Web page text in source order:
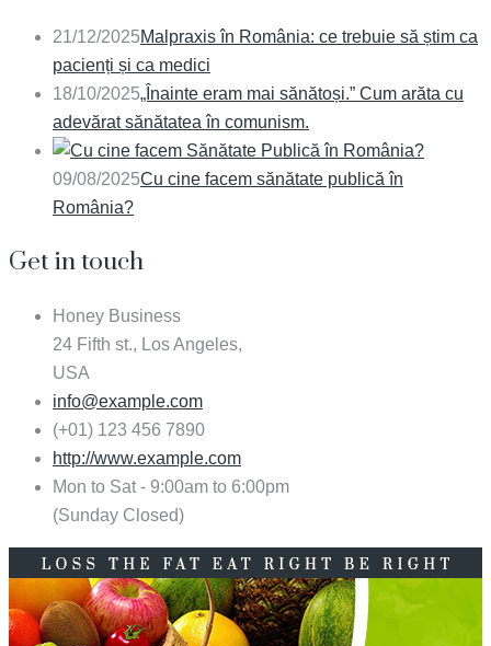
21/12/2025Malpraxis în România: ce trebuie să știm ca
pacienți și ca medici
18/10/2025„Înainte eram mai sănătoși.” Cum arăta cu
adevărat sănătatea în comunism.
09/08/2025Cu cine facem sănătate publică în
România?
Get in touch
Honey Business
24 Fifth st., Los Angeles,
USA
info@example.com
(+01) 123 456 7890
http://www.example.com
Mon to Sat - 9:00am to 6:00pm
(Sunday Closed)